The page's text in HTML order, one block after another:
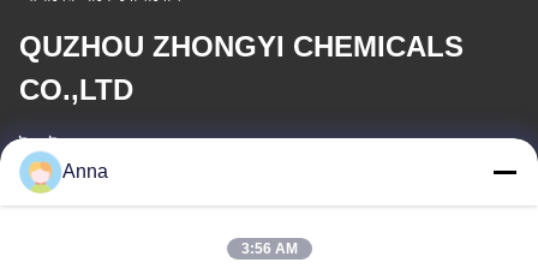
QUZHOU ZHONGYI CHEMICALS
CO.,LTD
ই-মেইল
Anna
3:56 AM